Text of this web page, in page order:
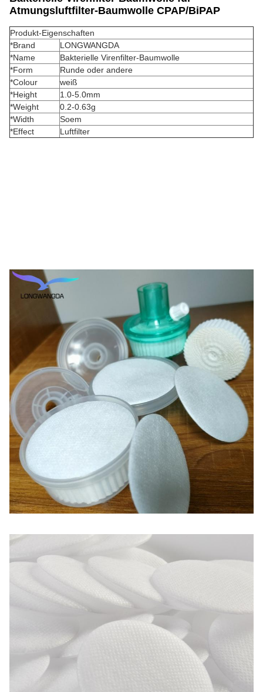
Atmungsluftfilter-Baumwolle CPAP/BiPAP
Produkt-Eigenschaften
*Brand
LONGWANGDA
*Name
Bakterielle Virenfilter-Baumwolle
*Form
Runde oder andere
*Colour
weiß
*Height
1.0-5.0mm
*Weight
0.2-0.63g
*Width
Soem
*Effect
Luftfilter